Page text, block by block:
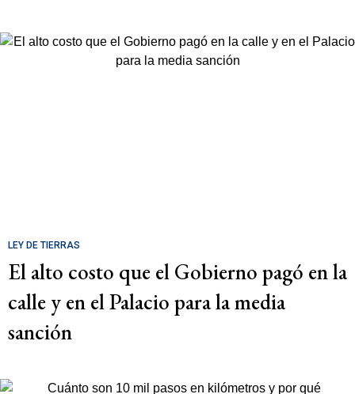
LEY DE TIERRAS
El alto costo que el Gobierno pagó en la
calle y en el Palacio para la media
sanción